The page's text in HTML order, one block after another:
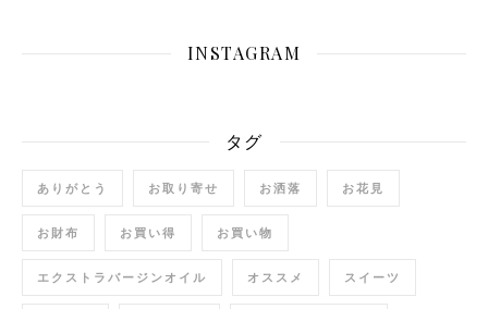
INSTAGRAM
タグ
ありがとう お取り寄せ お洒落 お花見
お財布 お買い得 お買い物
エクストラバージンオイル オススメ スイーツ